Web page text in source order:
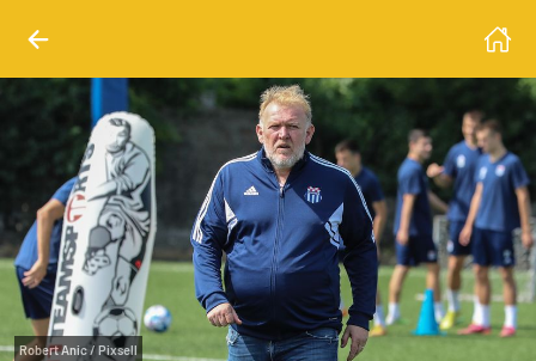
Robert Anic / Pixsell